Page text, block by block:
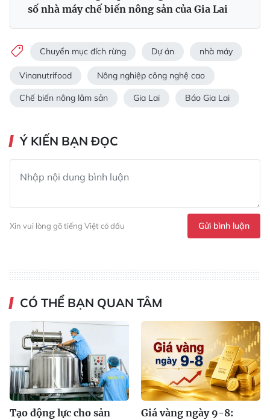
số nhà máy chế biến nông sản của Gia Lai
Chuyển mục đích rừng Dự án nhà máy
Vinanutrifood Nông nghiệp công nghệ cao
Chế biến nông lâm sản Gia Lai Báo Gia Lai
Ý KIẾN BẠN ĐỌC
Xin vui lòng gõ tiếng Việt có dấu Gửi bình luận
CÓ THỂ BẠN QUAN TÂM
Tạo động lực cho sản
Giá vàng ngày 9-8: